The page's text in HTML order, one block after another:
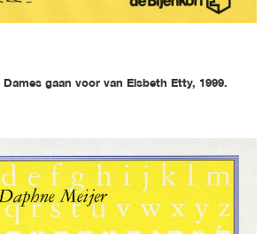
Dames gaan voor van Elsbeth Etty, 1999.